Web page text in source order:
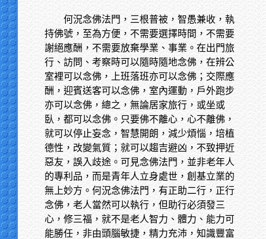
何況念佛法門，三根普被，智愚兼收，執
持佛號，至為方便，不需要選擇時間，不需要
謝絕應酬，不需要放棄學業、事業。在出門旅
行、訪問、考察時可以隨時隨地念佛，在辨公
室裡可以念佛，上班落班亦可以念佛；交際應
酬，迎賓送客可以念佛，室內運動，戶外跑步
亦可以念佛，總之，無論居家旅行，或坐或
臥，都可以念佛。只要佛不離心，心不離佛，
就可以停止妄念，智慧開朗，減少煩惱，培植
德性，改變氣質；就可以趨吉避凶，不致押近
惡友，誤入歧途。可見念佛法門，並非老年人
的專利品，而是青年人立身處世，創基立業的
無上妙方。何況念佛法門，有正助二行，正行
念佛，老人當然可以執行，但助行必須發三
心，修三福，就不是老人智力、體力、能力可
能勝任，非由頭腦敏捷，精力充沛，知識豐富